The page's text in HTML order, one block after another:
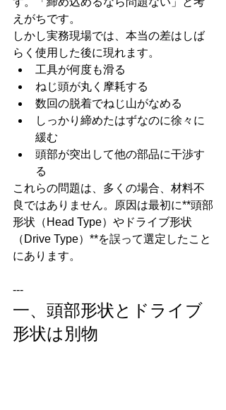
えがちです。
しかし実務現場では、本当の差はしば
らく使用した後に現れます。
工具が何度も滑る
ねじ頭が丸く摩耗する
数回の脱着でねじ山がなめる
しっかり締めたはずなのに徐々に
緩む
頭部が突出して他の部品に干渉す
る
これらの問題は、多くの場合、材料不
良ではありません。原因は最初に**頭部
形状（Head Type）やドライブ形状
（Drive Type）**を誤って選定したこと
にあります。
---
一、頭部形状とドライブ
形状は別物